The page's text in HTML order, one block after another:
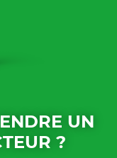
UN
?